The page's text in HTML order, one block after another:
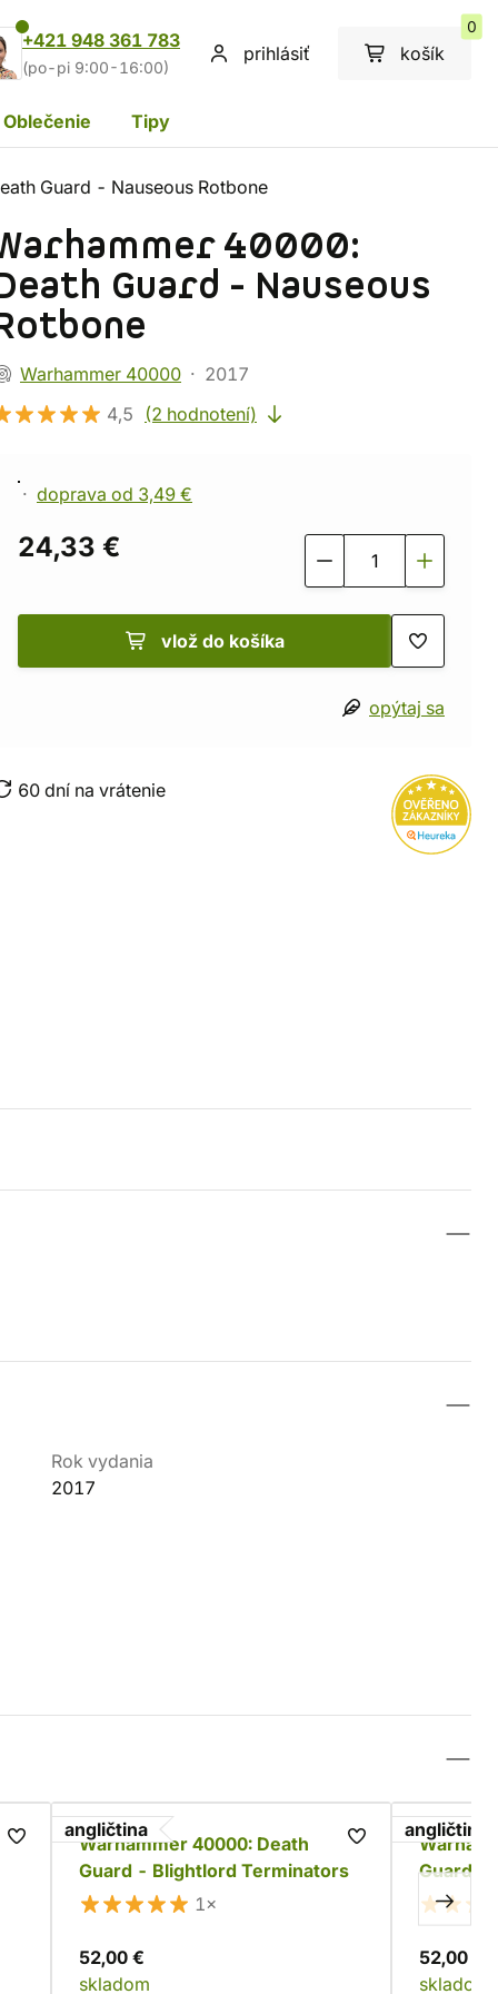
+421 948 361 783
(po-pi 9:00-16:00)
prihlásiť košík
0
Oblečenie Tipy
Guard - Nauseous Rotbone
40000:
Guard - Nauseous
Warhammer 40000
2017
4,5
(2 hodnotení)
doprava od 3,49 €
24,33 €
vlož do košíka
opýtaj sa
60 dní na vrátenie
Rok vydania
2017
angličtina
Warhammer 40000: Death
Guard - Blightlord Terminators
1×
52,00 €
skladom
angličtina
Guard -
52,00 €
skladom